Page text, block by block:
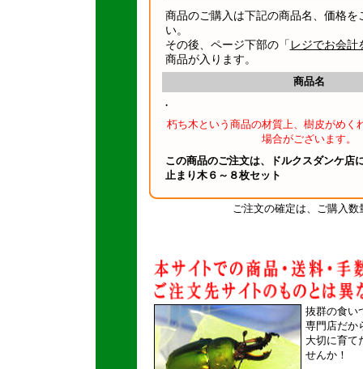
商品のご購入は下記の商品名、価格
い。
その後、ページ下部の「 レジでお会計
商品が入ります。
商品名
.
朽ち木という商品の材質上、樹皮がめく
場合がございます。
この商品のご注文は、ドルクスダンケ店
止まり木６～８枚セット
ご注文の確定は、ご購入数
抜群の食い
専門店だか
大切に育て
せんか！